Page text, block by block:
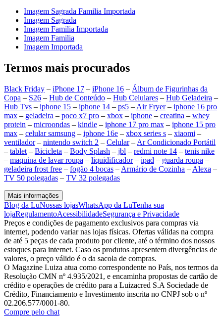
Imagem Sagrada Familia Importada
Imagem Sagrada
Imagem Familia Importada
Imagem Familia
Imagem Importada
Termos mais procurados
Black Friday – iPhone 17 – iPhone 16 – Álbum de Figurinhas da
Copa – S26 – Hub de Conteúdo – Hub Celulares – Hub Geladeira –
Hub Tvs – iphone 15 – iphone 14 – ps5 – Air Fryer– iphone 16 pro
max – geladeira – poco x7 pro – xbox – iphone – creatina – whey
protein – microondas – kindle – iphone 17 pro max – iphone 15 pro
max – celular samsung – iphone 16e – xbox series s – xiaomi –
ventilador– nintendo switch 2 – Celular– Ar Condicionado Portátil
– tablet – Bicicleta – Body Splash – jbl – redmi note 14 – tenis nike
– maquina de lavar roupa – liquidificador– ipad – guarda roupa –
geladeira frost free – fogão 4 bocas – Armário de Cozinha – Alexa –
TV 50 polegadas – TV 32 polegadas
Mais informações
Blog da LuNossas lojasWhatsApp da LuTenha sua
lojaRegulamentoAcessibilidadeSegurança e Privacidade
Preços e condições de pagamento exclusivos para compras via
internet, podendo variar nas lojas físicas. Ofertas válidas na compra
de até 5 peças de cada produto por cliente, até o término dos nossos
estoques para internet. Caso os produtos apresentem divergências de
valores, o preço válido é o da sacola de compras.
O Magazine Luiza atua como correspondente no País, nos termos da
Resolução CMN nº 4.935/2021, e encaminha propostas de cartão de
crédito e operações de crédito para a Luizacred S.A Sociedade de
Crédito, Financiamento e Investimento inscrita no CNPJ sob o nº
02.206.577/0001-80.
Compre pelo chat